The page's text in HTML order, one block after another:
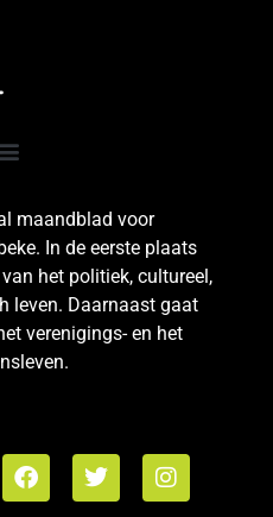
maandblad voor
In de eerste plaats
het politiek, cultureel,
leven. Daarnaast gaat
verenigings- en het